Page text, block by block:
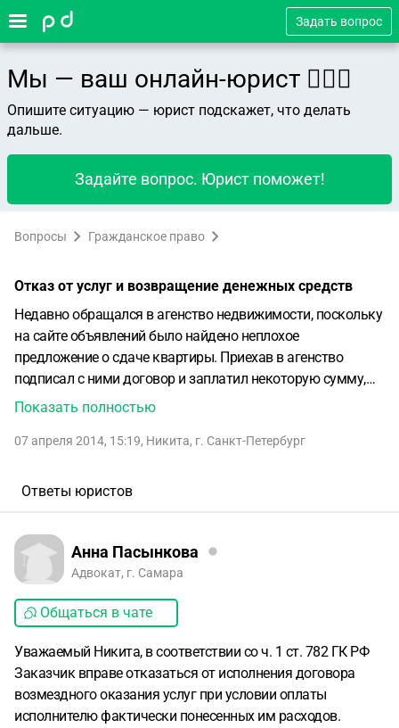
Задать вопрос
Мы — ваш онлайн-юрист 👨🏻‍⚖️
Опишите ситуацию — юрист подскажет, что делать
дальше.
Задайте вопрос. Юрист поможет!
Вопросы Гражданское право
Отказ от услуг и возвращение денежных средств
Недавно обращался в агенство недвижимости, поскольку
на сайте объявлений было найдено неплохое
предложение о сдаче квартиры. Приехав в агенство
подписал с ними договор и заплатил некоторую сумму,
которая якобы должны была пойти в часть оплаты
этим вариантом не выйдет, то они будут искать для меня
должен был состоятся просмотр. Но на связь человек,
возврате денежных средств, но деньги они возвращать
отказываются. Аргументируют это тем, что могут и
Подскажите, есть ли смысл бороться с ними и идти в суд
Показать полностью
07 апреля 2014, 15:19, Никита, г. Санкт-Петербург
Ответы юристов
Анна Пасынкова
Адвокат, г. Самара
Общаться в чате
Уважаемый Никита, в соответствии со ч. 1 ст. 782 ГК РФ
Заказчик вправе отказаться от исполнения договора
возмездного оказания услуг при условии оплаты
исполнителю фактически понесенных им расходов.